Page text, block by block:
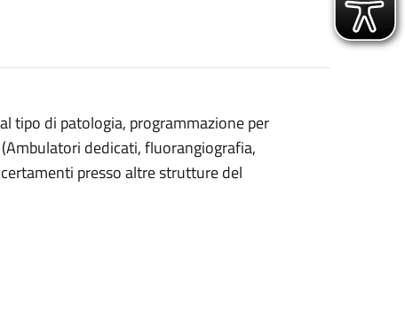
tipo di patologia, programmazione per
dedicati, fluorangiografia,
presso altre strutture del